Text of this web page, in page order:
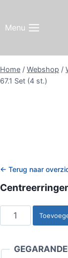
inhoud
Menu
Home / Webshop /
67.1 Set (4 st.)
← Terug naar
Centreerringen
70.4
67.1